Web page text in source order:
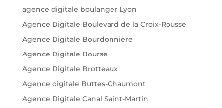
agence digitale boulanger Lyon
Agence Digitale Boulevard de la Croix-Rousse
Agence Digitale Bourdonnière
Agence Digitale Bourse
Agence Digitale Brotteaux
Agence digitale Buttes-Chaumont
Agence Digitale Canal Saint-Martin